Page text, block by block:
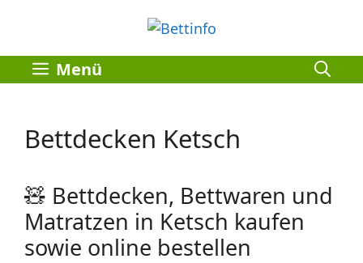
springen
Menü
Bettdecken Ketsch
🧸 Bettdecken, Bettwaren und
Matratzen in Ketsch kaufen
sowie online bestellen